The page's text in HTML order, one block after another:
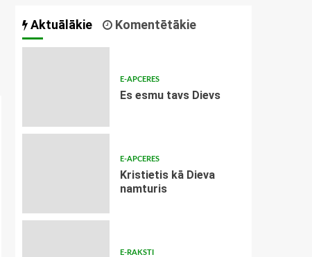
Aktuālākie Komentētākie
E-APCERES
Es esmu tavs Dievs
E-APCERES
Kristietis kā Dieva
namturis
E-RAKSTI